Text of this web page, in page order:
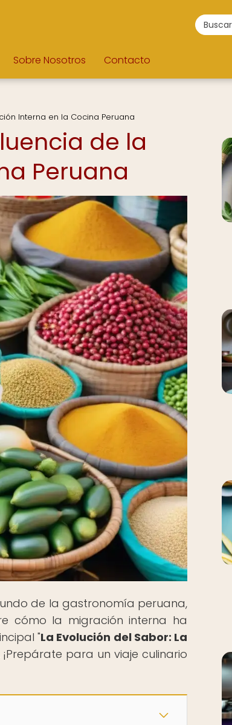
Sobre Nosotros Contacto
Interna en la Cocina Peruana
de la
Peruana
de la gastronomía peruana,
cómo la migración interna ha
"La Evolución del Sabor: La
¡Prepárate para un viaje culinario